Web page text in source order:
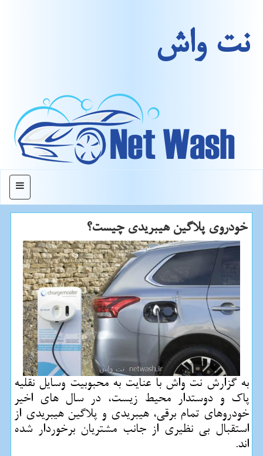
نت واش
منو
خودروی پلاگین هیبریدی چیست؟
به گزارش نت واش با عنایت به محبوبیت وسایل نقلیه
پاك و دوستدار محیط زیست، در سال های اخیر
خودروهای تمام برقی، هیبریدی و پلاگین هیبریدی از
استقبال بی نظیری از جانب مشتریان برخوردار شده
اند.